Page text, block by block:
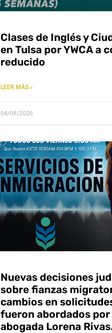
Clases de Inglés y
en Tulsa por YWCA a
reducido
LEER MÁS »
04/08/2026
Nuevas decisiones
sobre fianzas
cambios en
fueron abordados por
abogada Lorena